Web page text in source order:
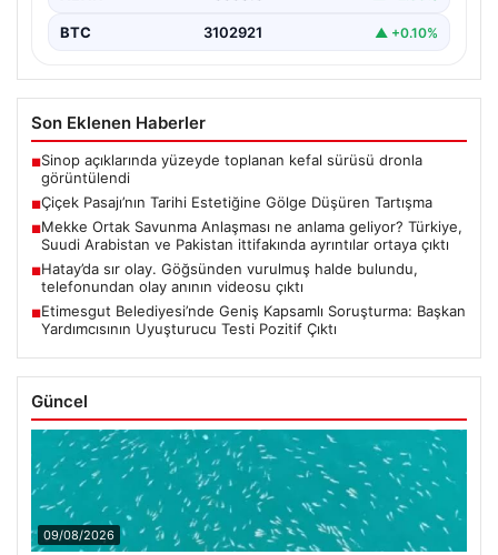
BTC 3102921 ▲ +0.10%
Son Eklenen Haberler
■Sinop açıklarında yüzeyde toplanan kefal sürüsü dronla
görüntülendi
■Çiçek Pasajı’nın Tarihi Estetiğine Gölge Düşüren Tartışma
■Mekke Ortak Savunma Anlaşması ne anlama geliyor? Türkiye,
Suudi Arabistan ve Pakistan ittifakında ayrıntılar ortaya çıktı
■Hatay’da sır olay. Göğsünden vurulmuş halde bulundu,
telefonundan olay anının videosu çıktı
■Etimesgut Belediyesi’nde Geniş Kapsamlı Soruşturma: Başkan
Yardımcısının Uyuşturucu Testi Pozitif Çıktı
Güncel
09/08/2026